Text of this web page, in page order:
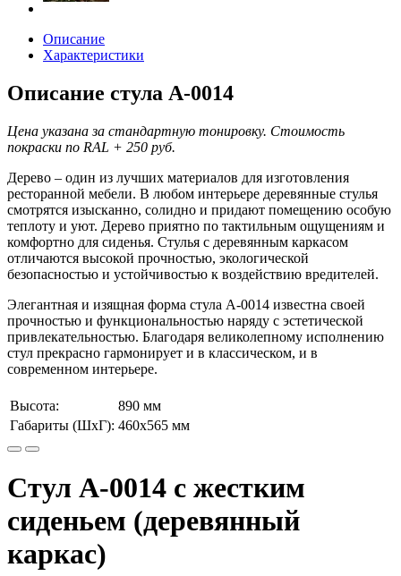
Описание
Характеристики
Описание стула А-0014
Цена указана за стандартную тонировку. Стоимость
покраски по RAL + 250 руб.
Дерево – один из лучших материалов для изготовления
ресторанной мебели. В любом интерьере деревянные стулья
смотрятся изысканно, солидно и придают помещению особую
теплоту и уют. Дерево приятно по тактильным ощущениям и
комфортно для сиденья. Стулья с деревянным каркасом
отличаются высокой прочностью, экологической
безопасностью и устойчивостью к воздействию вредителей.
Элегантная и изящная форма стула А-0014 известна своей
прочностью и функциональностью наряду с эстетической
привлекательностью. Благодаря великолепному исполнению
стул прекрасно гармонирует и в классическом, и в
современном интерьере.
Высота:
890 мм
Габариты (ШхГ): 460х565 мм
Стул А-0014 с жестким
сиденьем (деревянный
каркас)